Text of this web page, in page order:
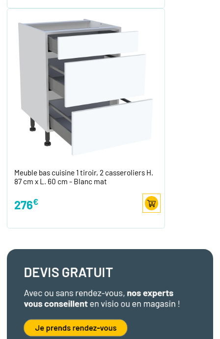
Meuble bas cuisine 1 tiroir, 2 casseroliers H.
87 cm x L. 60 cm - Blanc mat
276€